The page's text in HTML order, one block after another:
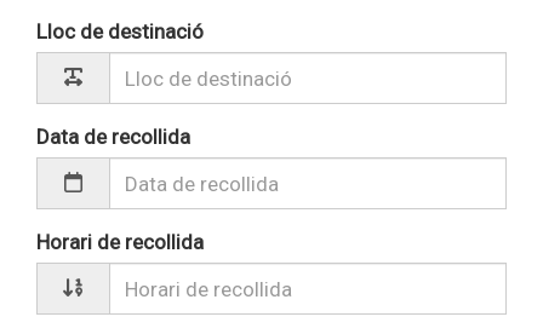
Lloc de destinació
Data de recollida
Horari de recollida